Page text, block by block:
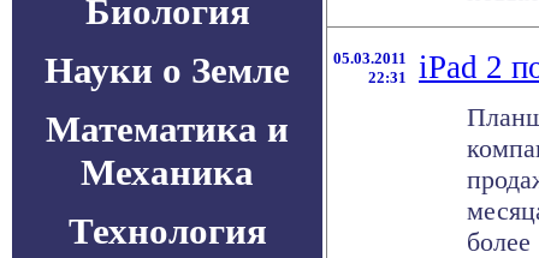
Биология
Науки о Земле
Математика и
Механика
Технология
05.03.2011
22:31
iPad 2